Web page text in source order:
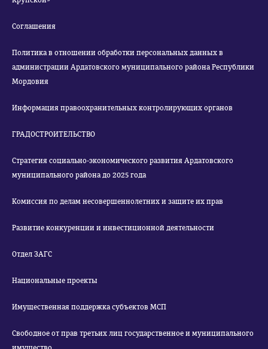
Соглашения
Политика в отношении обработки персональных данных в
администрации Ардатовского муниципального района Республики
Мордовия
Информация правоохранительных контролирующих органов
ГРАДОСТРОИТЕЛЬСТВО
Стратегия социально-экономического развития Ардатовского
муниципального района до 2025 года
Комиссия по делам несовершеннолетних и защите их прав
Развитие конкуренции и инвестиционной деятельности
Отдел ЗАГС
Национальные проекты
Имущественная поддержка субъектов МСП
Свободное от прав третьих лиц государственное и муниципального